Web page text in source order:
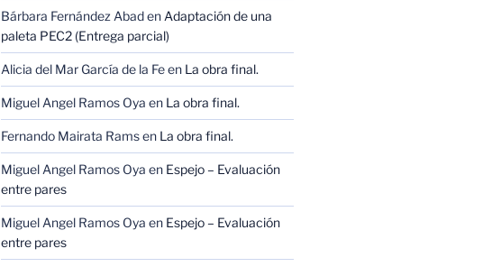
Bárbara Fernández Abaden Adaptación de una
paleta PEC2 (Entrega parcial)
Alicia del Mar García de la Feen La obra final.
Miguel Angel Ramos Oya en La obra final.
Fernando Mairata Ramsen La obra final.
Miguel Angel Ramos Oya en Espejo – Evaluación
entre pares
Miguel Angel Ramos Oya en Espejo – Evaluación
entre pares